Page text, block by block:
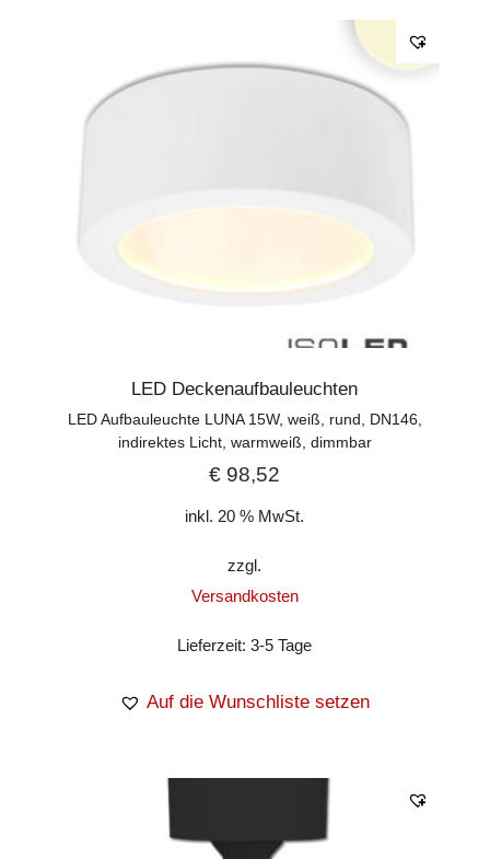
LED Deckenaufbauleuchten
LED Aufbauleuchte LUNA 15W, weiß, rund, DN146,
indirektes Licht, warmweiß, dimmbar
€ 98,52
inkl. 20 % MwSt.
zzgl.
Versandkosten
Lieferzeit:3-5 Tage
Auf die Wunschliste setzen